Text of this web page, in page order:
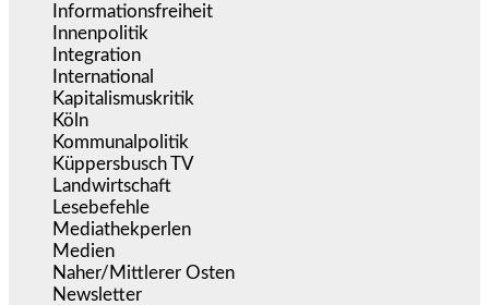
Informationsfreiheit
Innenpolitik
Integration
International
Kapitalismuskritik
Köln
Kommunalpolitik
Küppersbusch TV
Landwirtschaft
Lesebefehle
Mediathekperlen
Medien
Naher/Mittlerer Osten
Newsletter